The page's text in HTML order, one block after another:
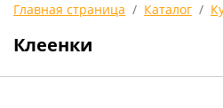
Главная страница Каталог
Клеенки